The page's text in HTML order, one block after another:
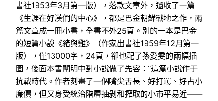
書社1953年3月第一版），落款文章外，還收了一篇
《生涯在好漢們的中心》，都是巴金朝鮮戰地之作，兩
篇文章成一冊小書，全書不外25頁。別的一本是巴金
的短篇小說《豬與雞》（作家出書社1959年12月第一
版），僅13000字，24頁，卻也配了孫愛雯的兩幅插
圖，後面本書闡明中對小說做了先容：“這篇小說作于
抗戰時代。作者刻畫了一個嘴尖舌長、好打罵、好占小
廉價，但又身受統治階層抽剝和搾取的小市平易近——